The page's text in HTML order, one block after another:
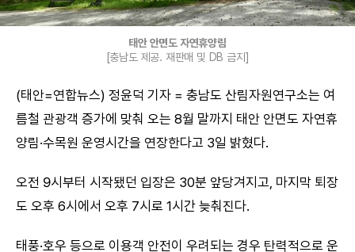
태안 안면도 자연휴양림
[충남도 제공. 재판매 및 DB 금지]
(태안=연합뉴스) 정윤덕 기자 = 충남도 산림자원연구소는 여
름철 관광객 증가에 맞춰 오는 8월 말까지 태안 안면도 자연휴
양림·수목원 운영시간을 연장한다고 3일 밝혔다.
오전 9시부터 시작됐던 입장은 30분 앞당겨지고, 마지막 퇴장
도 오후 6시에서 오후 7시로 1시간 늦춰진다.
태풍·호우 등으로 이용객 안전이 우려되는 경우 탄력적으로 운